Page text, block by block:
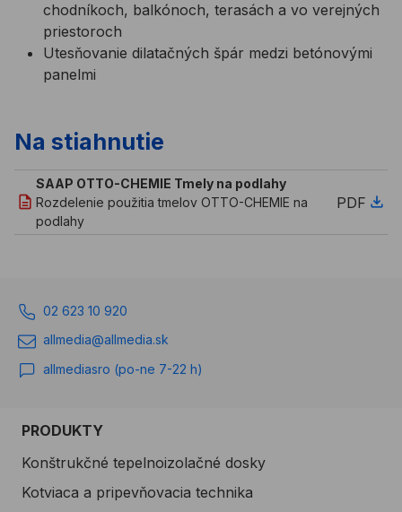
chodníkoch, balkónoch, terasách a vo verejných
priestoroch
Utesňovanie dilatačných špár medzi betónovými
panelmi
Na stiahnutie
SAAP OTTO-CHEMIE Tmely na podlahy
Rozdelenie použitia tmelov OTTO-CHEMIE na
podlahy
PDF
02 623 10 920
allmedia@allmedia.sk
allmediasro (po-ne 7-22 h)
PRODUKTY
Konštrukčné tepelnoizolačné dosky
Kotviaca a pripevňovacia technika